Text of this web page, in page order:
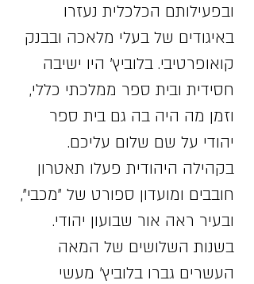
ובפעילותם הכלכלית נעזרו
באיגודים של בעלי מלאכה ובבנק
קואופרטיבי. בלוביץ' היו ישיבה
חסידית ובית ספר ממלכתי כללי,
וזמן מה היה בה גם בית ספר
יהודי על שם שלום עליכם.
בקהילה היהודית פעלו תאטרון
חובבים ומועדון ספורט של "מכבי",
ובעיר ראה אור שבועון יהודי.
בשנות השלושים של המאה
העשרים גברו בלוביץ' מעשי